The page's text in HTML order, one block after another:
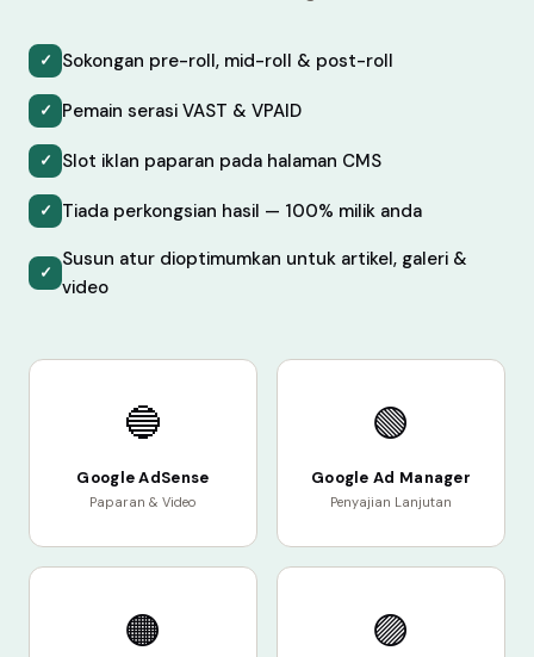
✓ Sokongan pre-roll, mid-roll & post-roll
✓ Pemain serasi VAST & VPAID
✓ Slot iklan paparan pada halaman CMS
✓ Tiada perkongsian hasil — 100% milik anda
✓
Susun atur dioptimumkan untuk artikel, galeri &
video
🔵
Google AdSense
Paparan & Video
🟢
Google Ad Manager
Penyajian Lanjutan
🟠 🟣